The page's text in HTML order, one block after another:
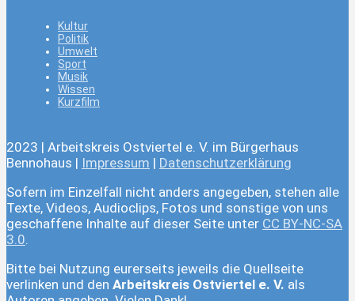
Kultur
Politik
Umwelt
Sport
Musik
Wissen
Kurzfilm
2023 | Arbeitskreis Ostviertel e. V. im Bürgerhaus
Bennohaus | Impressum | Datenschutzerklärung
Sofern im Einzelfall nicht anders angegeben, stehen alle
Texte, Videos, Audioclips, Fotos und sonstige von uns
geschaffene Inhalte auf dieser Seite unter CC BY-NC-SA
3.0.
Bitte bei Nutzung eurerseits jeweils die Quellseite
verlinken und den Arbeitskreis Ostviertel e. V. als